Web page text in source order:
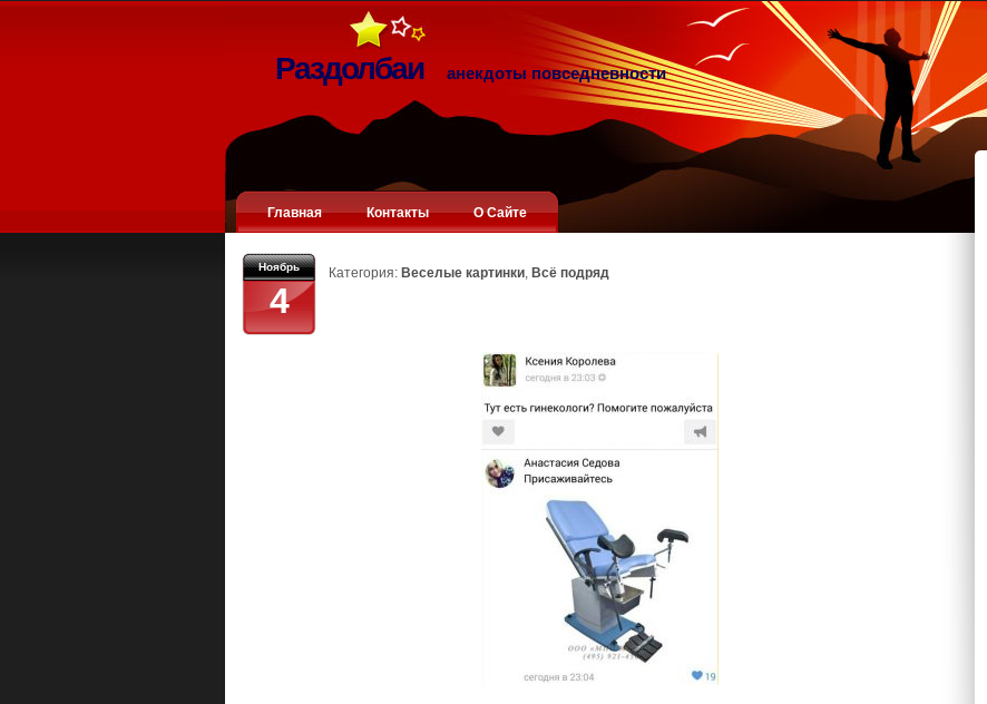
Раздолбаи анекдоты повседневности
Главная Контакты О Сайте
Ноябрь
4
Категория: Веселые картинки, Всё подряд